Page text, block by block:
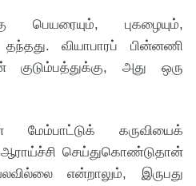
பெயரையும், புகழையும்,
வியாபாரப் பின்னணி
அது ஒரு
மேம்பாட்டுக் கருவியைக்
ஆராய்ச்சி செய்துகொண்டுதான்
என்றாலும், இருபது